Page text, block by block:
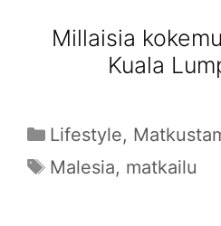
Millaisia
Kuala
Kategoriat
Lifestyle,
Avainsanat
Malesia, matkailu